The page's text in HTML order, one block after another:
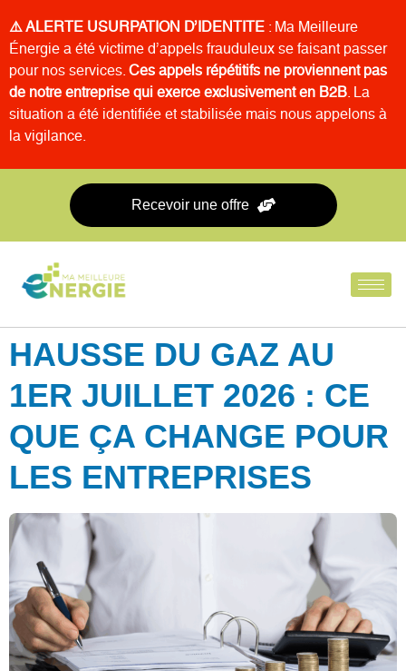
⚠️ ALERTE USURPATION D’IDENTITE : Ma Meilleure
Énergie a été victime d’appels frauduleux se faisant passer
pour nos services. Ces appels répétitifs ne proviennent pas
de notre entreprise qui exerce exclusivement en B2B. La
situation a été identifiée et stabilisée mais nous appelons à
la vigilance.
Recevoir une offre
HAUSSE DU GAZ AU
1ER JUILLET 2026 : CE
QUE ÇA CHANGE POUR
LES ENTREPRISES